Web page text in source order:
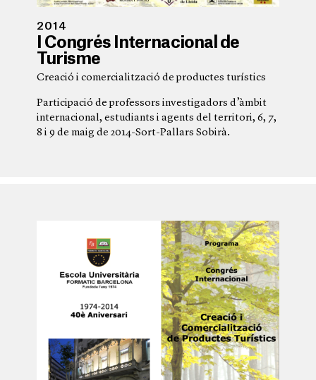
2014
I Congrés Internacional de
Turisme
Creació i comercialització de productes turístics
Participació de professors investigadors d’àmbit
internacional, estudiants i agents del territori, 6, 7,
8 i 9 de maig de 2014-Sort-Pallars Sobirà.